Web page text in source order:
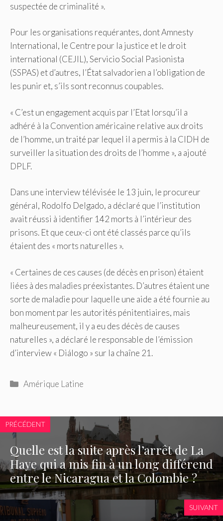
suspectée de criminalité ».
Pour les organisations requérantes, dont Amnesty
International, le Centre pour la justice et le droit
international (CEJIL), Servicio Social Pasionista
(SSPAS) et d’autres, l’État salvadorien a l’obligation de
les punir et, s’ils sont reconnus coupables.
« C’est un engagement acquis par l’Etat lorsqu’il a
adhéré à la Convention américaine relative aux droits
de l’homme, un traité par lequel il a permis à la CIDH de
surveiller la situation des droits de l’homme », a ajouté
DPLF.
Dans une interview télévisée le 13 juin, le procureur
général, Rodolfo Delgado, a déclaré que l’institution
avait réussi à identifier 142 morts à l’intérieur des
prisons. Et que ceux-ci ont été classés parce qu’ils
étaient des « morts naturelles ».
« Certaines de ces causes (de décès en prison) étaient
liées à des maladies préexistantes. D’autres étaient une
sorte de maladie pour laquelle une aide a été fournie au
bon moment par les autorités pénitentiaires, mais
malheureusement, il y a eu des décès de causes
naturelles », a déclaré le responsable de l’émission
d’interview « Diálogo » sur la chaîne 21.
Catégories
Amérique Latine
PRÉCÉDENT
Quelle est la suite après l’arrêt de La
Haye qui a mis fin à un long différend
entre le Nicaragua et la Colombie ?
SUIVANT